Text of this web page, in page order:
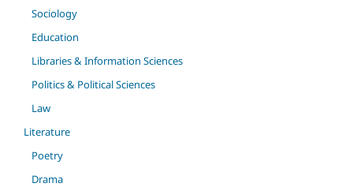
Sociology
Education
Libraries & Information Sciences
Politics & Political Sciences
Law
Literature
Poetry
Drama